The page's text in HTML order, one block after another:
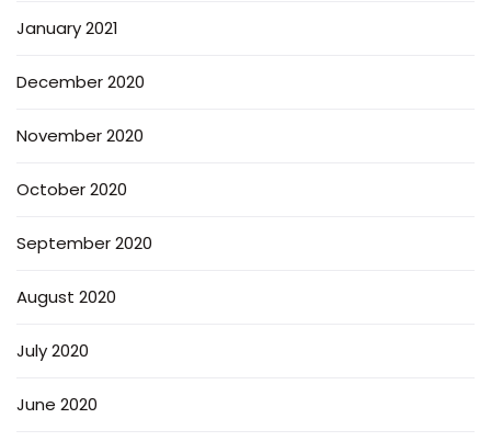
January 2021
December 2020
November 2020
October 2020
September 2020
August 2020
July 2020
June 2020